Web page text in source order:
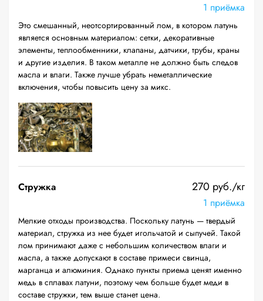
1 приёмка
Это смешанный, неотсортированный лом, в котором латунь
является основным материалом: сетки, декоративные
элементы, теплообменники, клапаны, датчики, трубы, краны
и другие изделия. В таком металле не должно быть следов
масла и влаги. Также лучше убрать неметаллические
включения, чтобы повысить цену за микс.
Стружка 270 руб./кг
1 приёмка
Мелкие отходы производства. Поскольку латунь — твердый
материал, стружка из нее будет игольчатой и сыпучей. Такой
лом принимают даже с небольшим количеством влаги и
масла, а также допускают в составе примеси свинца,
марганца и алюминия. Однако пункты приема ценят именно
медь в сплавах латуни, поэтому чем больше будет меди в
составе стружки, тем выше станет цена.